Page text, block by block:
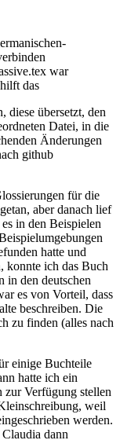
war
das
diese übersetzt, den
Datei, in die
Änderungen
github
für die
aber danach lief
in den Beispielen
hatte und
konnte ich das Buch
in den deutschen
es von Vorteil, dass
beschreiben. Die
zu finden (alles nach
einige Buchteile
hatte ich ein
zur Verfügung stellen
weil
werden.
dann